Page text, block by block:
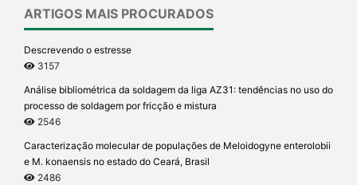
ARTIGOS MAIS PROCURADOS
Descrevendo o estresse
3157
Análise bibliométrica da soldagem da liga AZ31: tendências no uso do
processo de soldagem por fricção e mistura
2546
Caracterização molecular de populações de Meloidogyne enterolobii
e M. konaensis no estado do Ceará, Brasil
2486